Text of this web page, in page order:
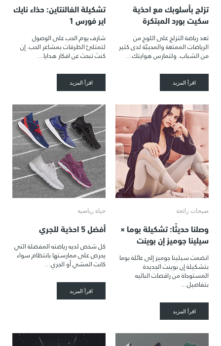
تزلج بأسلوبك مع احذية
سكيت بورد المبتكرة
تعد رياضة التزلج على اللوح من
الرياضات الممتعة والمحببّة لدى كثير
من الشباب. ولتمارس هوايتك…
اقرأ المزيد
تشكيلة الفالنتاين: حذاء نايك
اير فورس 1
شارف يوم الحب على الوصول
لتمتلئ الطرقات بمشاعر الحب. إن
كنتَ تبحث عن افكار هدايا…
اقرأ المزيد
صيحات رائجة
وصلنا حديثًا: تشكيلة بوما ×
سيلينا جوميز إن بوينت
انضمت سيلينا جوميز إلى عائلة بوما
بتشكيلة إن بوينت الجديدة
المستوحاة من راقصات الباليه
بتفاصيل…
اقرأ المزيد
حياة رياضية
أفضل 5 احذية للجري
كل شخص لديه رياضته المفضلة التي
يحرص على ممارستها بانتظام سواء
كانت المشي أو الجري…
اقرأ المزيد